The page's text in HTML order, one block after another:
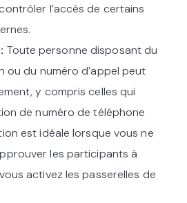
l’accès de certains
Toute personne disposant du
ou du numéro d’appel peut
y compris celles qui
de numéro de téléphone
est idéale lorsque vous ne
les participants à
activez les passerelles de